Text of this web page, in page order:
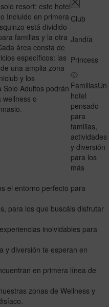
resort: este hotel
Incluido en primera
está dividido
familias y la otra
área consta de
específicos: las
una amplia zona
y los
Solo Adultos podrán
wellness o
Club
Jandía
Princess
FamiliasUn
hotel
pensado
para
familias,
actividades
y diversión
para los
más
el entorno perfecto para
para los que buscáis disfrutar
inolvidables para
y diversión te esperan en
en primera línea de
zonas de Wellness y